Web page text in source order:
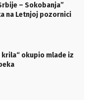
– Sokobanja”
na Letnjoj pozornici
okupio mlade iz